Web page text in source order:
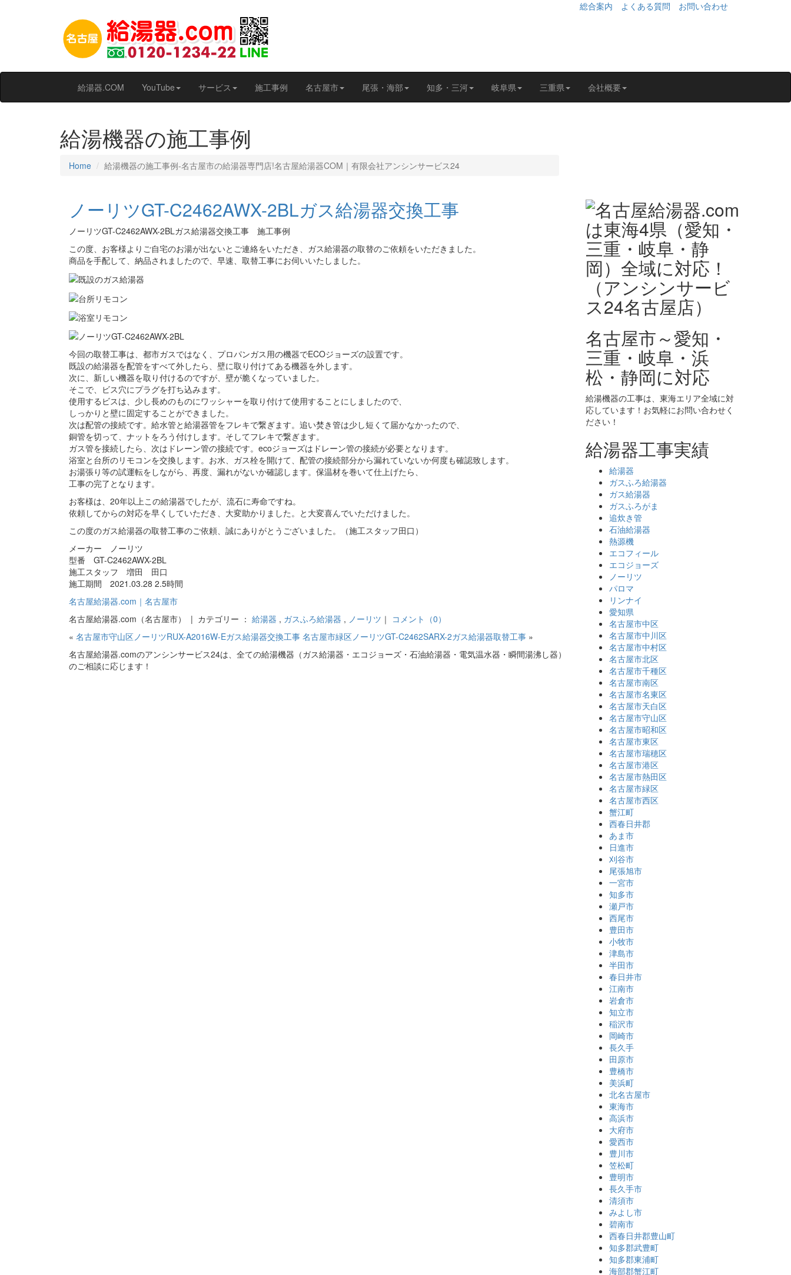
総合案内 よくある質問 お問い合わせ
給湯器.COM YouTube サービス 施工事例 名古屋市 尾張・海部 知多・三河 岐阜県 三重県 会社概要
給湯機器の施工事例
Home 給湯機器の施工事例‐名古屋市の給湯器専門店!名古屋給湯器COM｜有限会社アンシンサービス24
ノーリツGT-C2462AWX-2BLガス給湯器交換工事
ノーリツGT-C2462AWX-2BLガス給湯器交換工事 施工事例
この度、お客様よりご自宅のお湯が出ないとご連絡をいただき、ガス給湯器の取替のご依頼をいただきました。
商品を手配して、納品されましたので、早速、取替工事にお伺いいたしました。
今回の取替工事は、都市ガスではなく、プロパンガス用の機器でECOジョーズの設置です。
既設の給湯器を配管をすべて外したら、壁に取り付けてある機器を外します。
次に、新しい機器を取り付けるのですが、壁が脆くなっていました。
そこで、ビス穴にプラグを打ち込みます。
使用するビスは、少し長めのものにワッシャーを取り付けて使用することにしましたので、
しっかりと壁に固定することができました。
次は配管の接続です。給水管と給湯器管をフレキで繋ぎます。追い焚き管は少し短くて届かなかったので、
銅管を切って、ナットをろう付けします。そしてフレキで繋ぎます。
ガス管を接続したら、次はドレーン管の接続です。ecoジョーズはドレーン管の接続が必要となります。
浴室と台所のリモコンを交換します。お水、ガス栓を開けて、配管の接続部分から漏れていないか何度も確認致します。
お湯張り等の試運転をしながら、再度、漏れがないか確認します。保温材を巻いて仕上げたら、
工事の完了となります。
お客様は、20年以上この給湯器でしたが、流石に寿命ですね。
依頼してからの対応を早くしていただき、大変助かりました。と大変喜んでいただけました。
この度のガス給湯器の取替工事のご依頼、誠にありがとうございました。（施工スタッフ田口）
メーカー ノーリツ
型番 GT-C2462AWX-2BL
施工スタッフ 増田 田口
施工期間 2021.03.28 2.5時間
名古屋給湯器.com｜名古屋市
名古屋給湯器.com（名古屋市） | カテゴリー ： 給湯器 , ガスふろ給湯器 , ノーリツ ｜ コメント（0）
« 名古屋市守山区ノーリツRUX-A2016W-Eガス給湯器交換工事 名古屋市緑区ノーリツGT-C2462SARX-2ガス給湯器取替工事 »
名古屋給湯器.comのアンシンサービス24は、全ての給湯機器（ガス給湯器・エコジョーズ・石油給湯器・電気温水器・瞬間湯沸し器）
のご相談に応じます！
名古屋市～愛知・
三重・岐阜・浜
松・静岡に対応
給湯機器の工事は、東海エリア全域に対
応しています！お気軽にお問い合わせく
ださい！
給湯器工事実績
給湯器
ガスふろ給湯器
ガス給湯器
ガスふろがま
追炊き管
石油給湯器
熱源機
エコフィール
エコジョーズ
ノーリツ
パロマ
リンナイ
愛知県
名古屋市中区
名古屋市中川区
名古屋市中村区
名古屋市北区
名古屋市千種区
名古屋市南区
名古屋市名東区
名古屋市天白区
名古屋市守山区
名古屋市昭和区
名古屋市東区
名古屋市瑞穂区
名古屋市港区
名古屋市熱田区
名古屋市緑区
名古屋市西区
蟹江町
西春日井郡
あま市
日進市
刈谷市
尾張旭市
一宮市
知多市
瀬戸市
西尾市
豊田市
小牧市
津島市
半田市
春日井市
江南市
岩倉市
知立市
稲沢市
岡崎市
長久手
田原市
豊橋市
美浜町
北名古屋市
東海市
高浜市
大府市
愛西市
豊川市
笠松町
豊明市
長久手市
清須市
みよし市
碧南市
西春日井郡豊山町
知多郡武豊町
知多郡東浦町
海部郡蟹江町